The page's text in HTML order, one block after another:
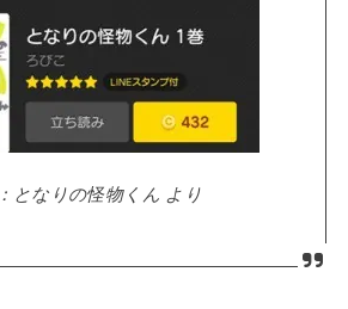
となりの怪物くん より